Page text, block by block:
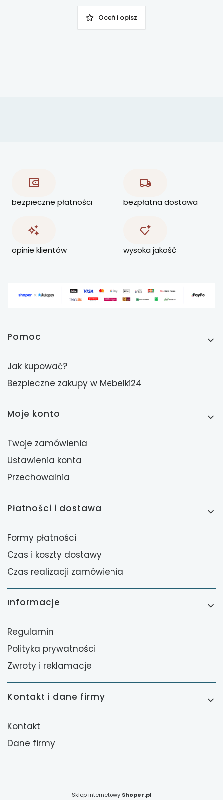
Oceń i opisz
bezpieczne płatności bezpłatna dostawa
opinie klientów wysoka jakość
Linki w stopce
Pomoc
Jak kupować?
Bezpieczne zakupy w Mebelki24
Moje konto
Twoje zamówienia
Ustawienia konta
Przechowalnia
Płatności i dostawa
Formy płatności
Czas i koszty dostawy
Czas realizacji zamówienia
Informacje
Regulamin
Polityka prywatności
Zwroty i reklamacje
Kontakt i dane firmy
Kontakt
Dane firmy
Sklep internetowy Shoper.pl